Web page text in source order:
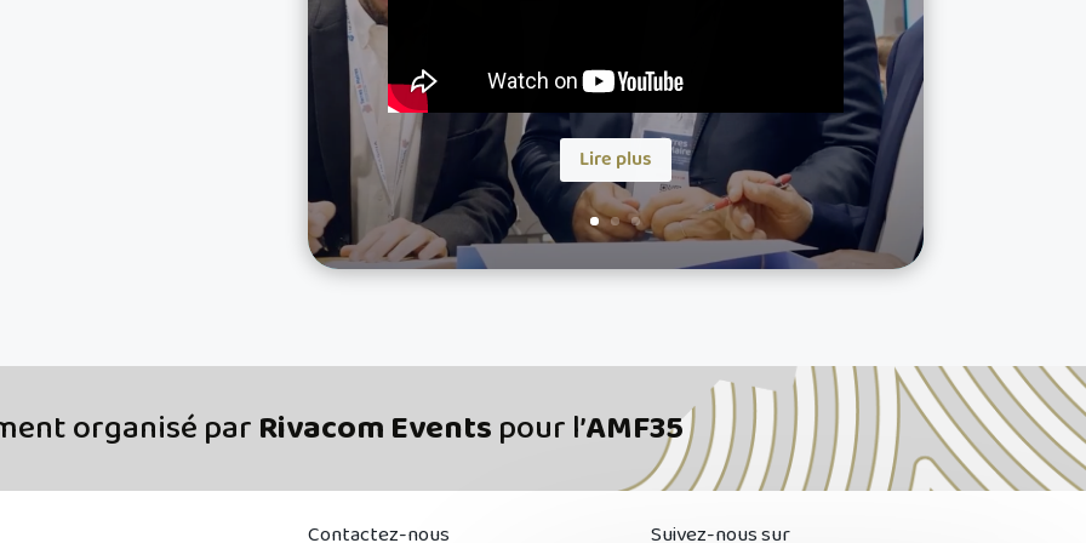
Lire plus
organisé parRivacom Eventspour l’AMF35
Contactez-nous Suivez-nous sur